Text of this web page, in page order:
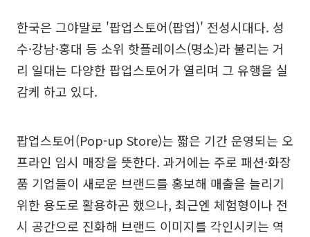
한국은 그야말로 '팝업스토어(팝업)' 전성시대다. 성
수·강남·홍대 등 소위 핫플레이스(명소)라 불리는 거
리 일대는 다양한 팝업스토어가 열리며 그 유행을 실
감케 하고 있다.
팝업스토어(Pop-up Store)는 짧은 기간 운영되는 오
프라인 임시 매장을 뜻한다. 과거에는 주로 패션·화장
품 기업들이 새로운 브랜드를 홍보해 매출을 늘리기
위한 용도로 활용하곤 했으나, 최근엔 체험형이나 전
시 공간으로 진화해 브랜드 이미지를 각인시키는 역